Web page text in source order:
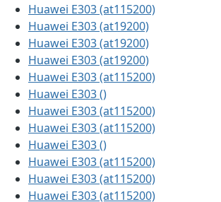
Huawei E303 (at115200)
Huawei E303 (at19200)
Huawei E303 (at19200)
Huawei E303 (at19200)
Huawei E303 (at115200)
Huawei E303 ()
Huawei E303 (at115200)
Huawei E303 (at115200)
Huawei E303 ()
Huawei E303 (at115200)
Huawei E303 (at115200)
Huawei E303 (at115200)